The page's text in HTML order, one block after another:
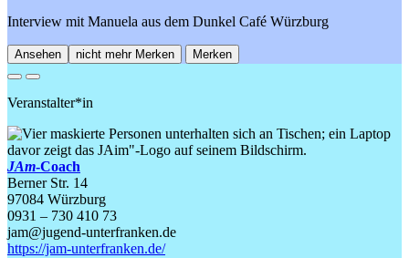
Interview mit Manuela aus dem Dunkel Café Würzburg
Ansehen nicht mehr Merken Merken
Previous
Next
Veranstalter*in
JAm-Coach
Berner Str. 14
97084 Würzburg
0931 – 730 410 73
jam@jugend-unterfranken.de
https://jam-unterfranken.de/